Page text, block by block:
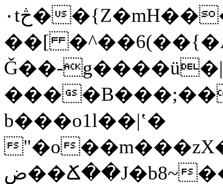
۰tڅ��{Z�mH���}5�6�:���C58��vO��q�rig����-
��[
Ǧ��-
���
b���o1l��|ʽ�
"�o
ض��Ճ��J�b8~��k5�C���į�"lmYN��